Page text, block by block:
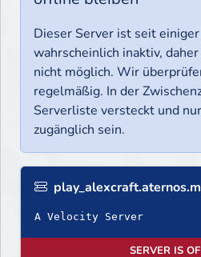
Dieser Server ist seit
wahrscheinlich inaktiv,
nicht möglich. Wir
regelmäßig. In der
Serverliste versteckt und
zugänglich sein.
A Velocity Server
SERVER IS